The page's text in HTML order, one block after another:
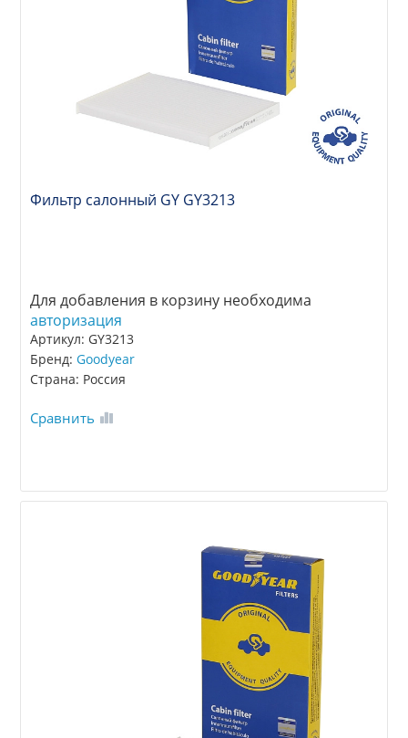
Фильтр салонный GY GY3213
Для добавления в корзину необходима
авторизация
Артикул: GY3213
Бренд:Goodyear
Страна: Россия
Сравнить